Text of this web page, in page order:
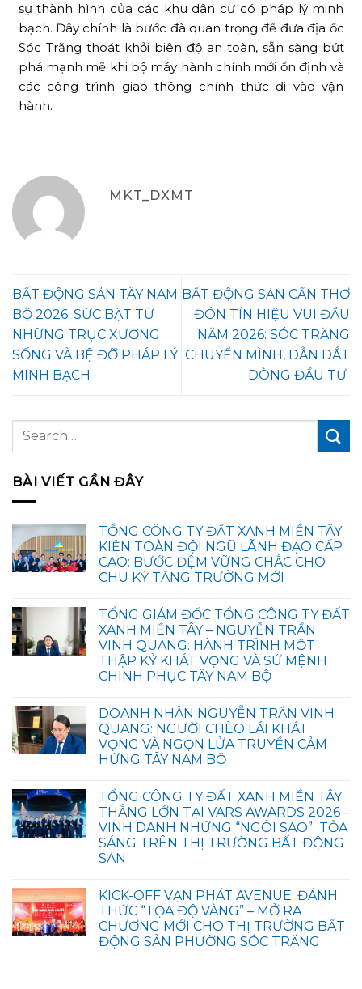
sự thành hình của các khu dân cư có pháp lý minh
bạch. Đây chính là bước đà quan trọng để đưa địa ốc
Sóc Trăng thoát khỏi biên độ an toàn, sẵn sàng bứt
phá mạnh mẽ khi bộ máy hành chính mới ổn định và
các công trình giao thông chính thức đi vào vận
hành.
MKT_DXMT
BẤT ĐỘNG SẢN TÂY NAM
BỘ 2026: SỨC BẬT TỪ
NHỮNG TRỤC XƯƠNG
SỐNG VÀ BỆ ĐỠ PHÁP LÝ
MINH BẠCH
BẤT ĐỘNG SẢN CẦN THƠ
ĐÓN TÍN HIỆU VUI ĐẦU
NĂM 2026: SÓC TRĂNG
CHUYỂN MÌNH, DẪN DẮT
DÒNG ĐẦU TƯ
BÀI VIẾT GẦN ĐÂY
TỔNG CÔNG TY ĐẤT XANH MIỀN TÂY
KIỆN TOÀN ĐỘI NGŨ LÃNH ĐẠO CẤP
CAO: BƯỚC ĐỆM VỮNG CHẮC CHO
CHU KỲ TĂNG TRƯỞNG MỚI
TỔNG GIÁM ĐỐC TỔNG CÔNG TY ĐẤT
XANH MIỀN TÂY – NGUYỄN TRẦN
VINH QUANG: HÀNH TRÌNH MỘT
THẬP KỶ KHÁT VỌNG VÀ SỨ MỆNH
CHINH PHỤC TÂY NAM BỘ
DOANH NHÂN NGUYỄN TRẦN VINH
QUANG: NGƯỜI CHÈO LÁI KHÁT
VỌNG VÀ NGỌN LỬA TRUYỀN CẢM
HỨNG TÂY NAM BỘ
TỔNG CÔNG TY ĐẤT XANH MIỀN TÂY
THẮNG LỚN TẠI VARS AWARDS 2026 –
VINH DANH NHỮNG “NGÔI SAO” TỎA
SÁNG TRÊN THỊ TRƯỜNG BẤT ĐỘNG
SẢN
KICK-OFF VẠN PHÁT AVENUE: ĐÁNH
THỨC “TỌA ĐỘ VÀNG” – MỞ RA
CHƯƠNG MỚI CHO THỊ TRƯỜNG BẤT
ĐỘNG SẢN PHƯỜNG SÓC TRĂNG